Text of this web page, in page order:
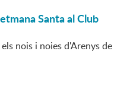
Santa al Club
nois i noies d'Arenys de